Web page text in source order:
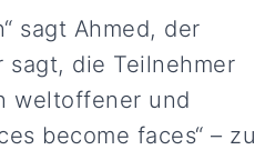
sagt Ahmed, der
sagt, die Teilnehmer
weltoffener und
become faces“ – zu